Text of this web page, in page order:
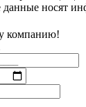
данные носят
компанию!